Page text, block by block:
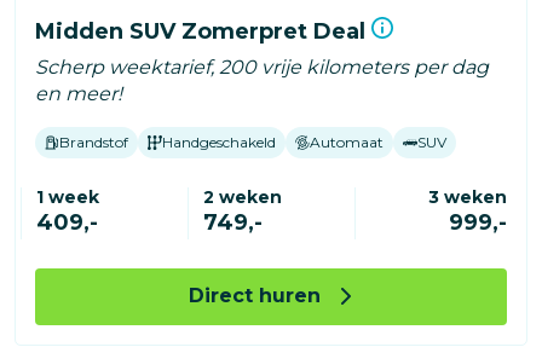
Midden SUV Zomerpret Deal
Scherp weektarief, 200 vrije kilometers per dag
en meer!
Brandstof Handgeschakeld Automaat SUV
1 week
409,-
2 weken
749,-
3 weken
999,-
Direct huren